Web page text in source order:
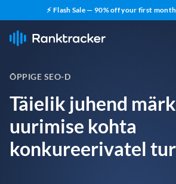
⚡ Flash Sale — 90% off your first month
ÕPPIGE SEO-D
Täielik juhend
uurimise kohta
konkureerivatel